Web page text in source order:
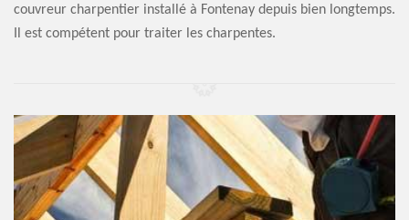
couvreur charpentier installé à Fontenay depuis bien longtemps.
Il est compétent pour traiter les charpentes.